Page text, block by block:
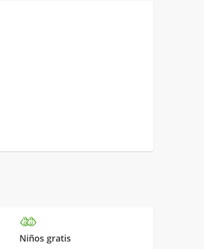
Niños gratis